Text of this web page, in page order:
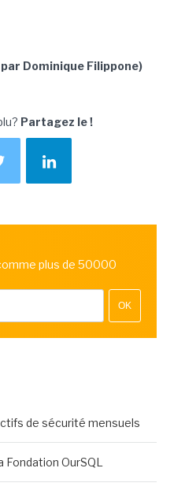
Dominique Filippone)
Partagez le !
plus de 50000
OK
de sécurité mensuels
OurSQL